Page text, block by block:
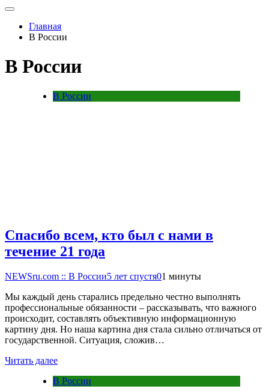
Главная
В России
В России
В России
Спасибо всем, кто был с нами в
течение 21 года
NEWSru.com :: В России5 лет спустя01 минуты
Мы каждый день старались предельно честно выполнять
профессиональные обязанности – рассказывать, что важного
происходит, составлять объективную информационную
картину дня. Но наша картина дня стала сильно отличаться от
государственной. Ситуация, сложив…
Читать далее
В России